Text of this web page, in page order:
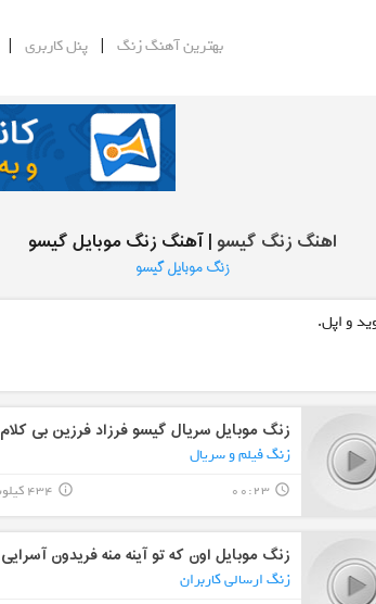
بهترین آهنگ زنگ |پنل کاربری |
اهنگ زنگ گیسو | آهنگ زنگ موبایل گیسو
زنگ موبایل گیسو
و اپل.
زنگ موبایل سریال گیسو فرزاد فرزین بی کلام
زنگ فیلم و سریال
query_builder
00:23 434 کیلوبایت info_outline
زنگ موبایل اون که تو آینه منه فریدون آسرایی
زنگ ارسالی کاربران